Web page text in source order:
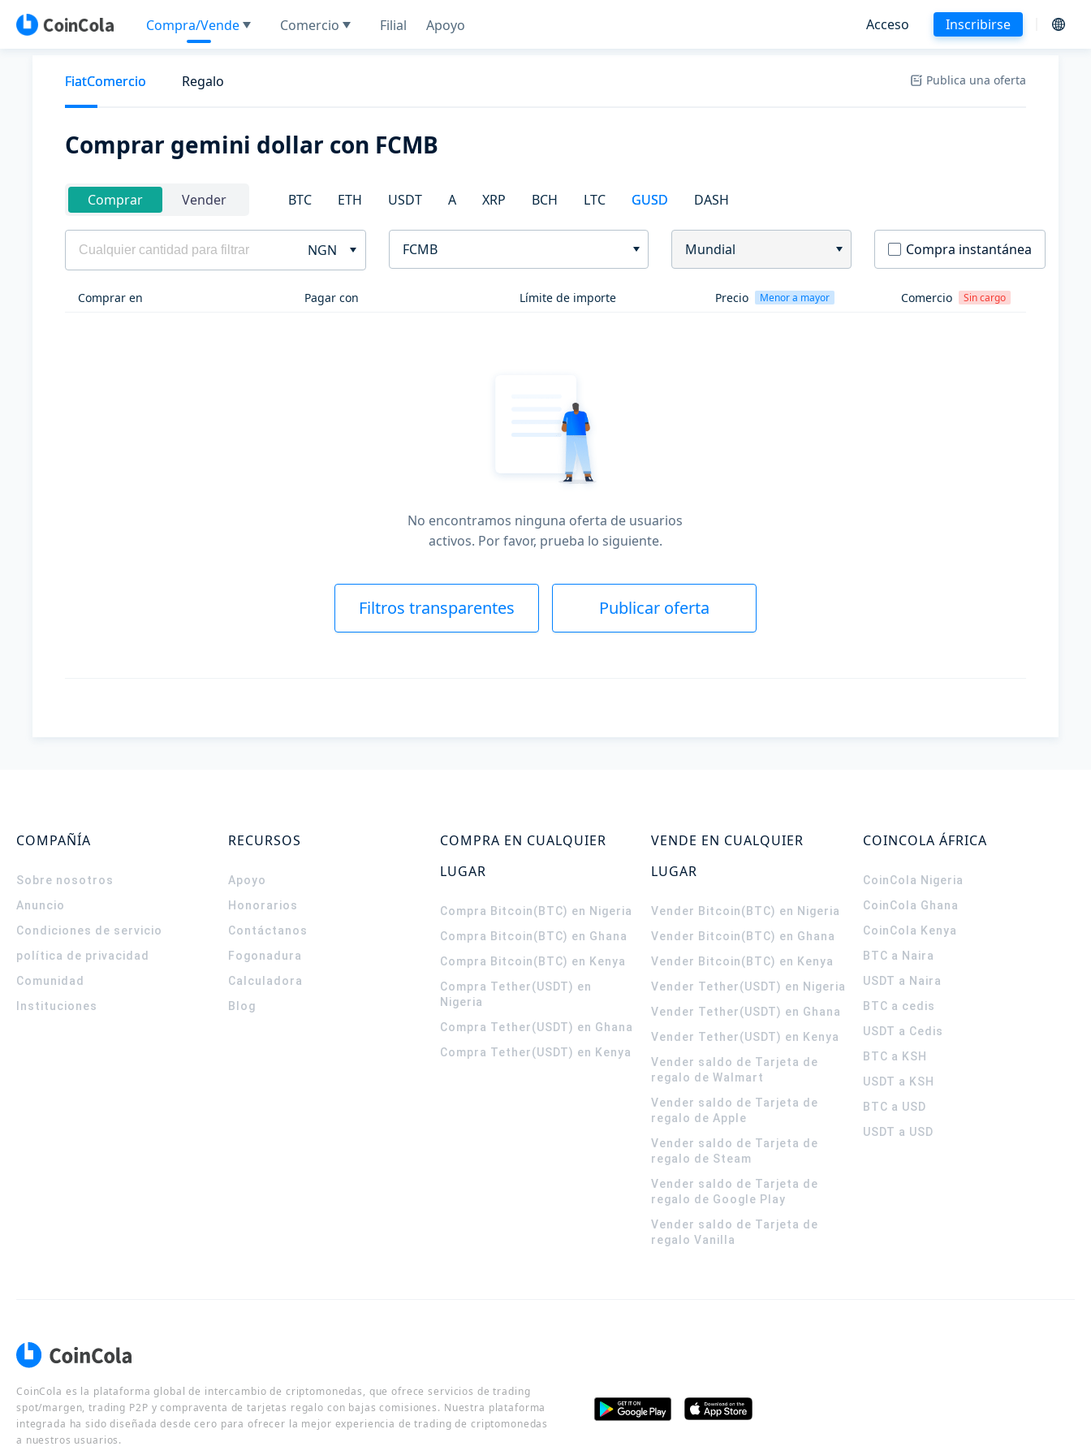
Compra/Vende Comercio Filial Apoyo Acceso Inscribirse
FiatComercio Regalo Publica una oferta
Comprar gemini dollar con FCMB
Comprar Vender BTC ETH USDT A XRP BCH LTC GUSD DASH
NGN FCMB Mundial Compra instantánea
Comprar en Pagar con Límite de importe Precio Menor a mayor Comercio Sin cargo
No encontramos ninguna oferta de usuarios
activos. Por favor, prueba lo siguiente.
Filtros transparentes Publicar oferta
COMPAÑÍA
Sobre nosotros
Anuncio
Condiciones de servicio
política de privacidad
Comunidad
Instituciones
RECURSOS
Apoyo
Honorarios
Contáctanos
Fogonadura
Calculadora
Blog
COMPRA EN CUALQUIER
LUGAR
Compra Bitcoin(BTC) en Nigeria
Compra Bitcoin(BTC) en Ghana
Compra Bitcoin(BTC) en Kenya
Compra Tether(USDT) en
Nigeria
Compra Tether(USDT) en Ghana
Compra Tether(USDT) en Kenya
VENDE EN CUALQUIER
LUGAR
Vender Bitcoin(BTC) en Nigeria
Vender Bitcoin(BTC) en Ghana
Vender Bitcoin(BTC) en Kenya
Vender Tether(USDT) en Nigeria
Vender Tether(USDT) en Ghana
Vender Tether(USDT) en Kenya
Vender saldo de Tarjeta de
regalo de Walmart
Vender saldo de Tarjeta de
regalo de Apple
Vender saldo de Tarjeta de
regalo de Steam
Vender saldo de Tarjeta de
regalo de Google Play
Vender saldo de Tarjeta de
regalo Vanilla
COINCOLA ÁFRICA
CoinCola Nigeria
CoinCola Ghana
CoinCola Kenya
BTC a Naira
USDT a Naira
BTC a cedis
USDT a Cedis
BTC a KSH
USDT a KSH
BTC a USD
USDT a USD
CoinCola es la plataforma global de intercambio de criptomonedas, que ofrece servicios de trading
spot/margen, trading P2P y compraventa de tarjetas regalo con bajas comisiones. Nuestra plataforma
integrada ha sido diseñada desde cero para ofrecer la mejor experiencia de trading de criptomonedas
a nuestros usuarios.